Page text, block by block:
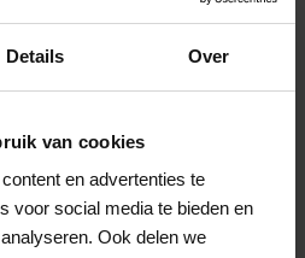
Details Over
van cookies
en advertenties te
voor social media te bieden en
Ook delen we
registreren